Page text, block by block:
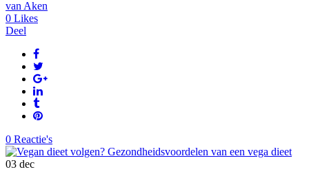
van Aken
0 Likes
Deel
0 Reactie's
03 dec